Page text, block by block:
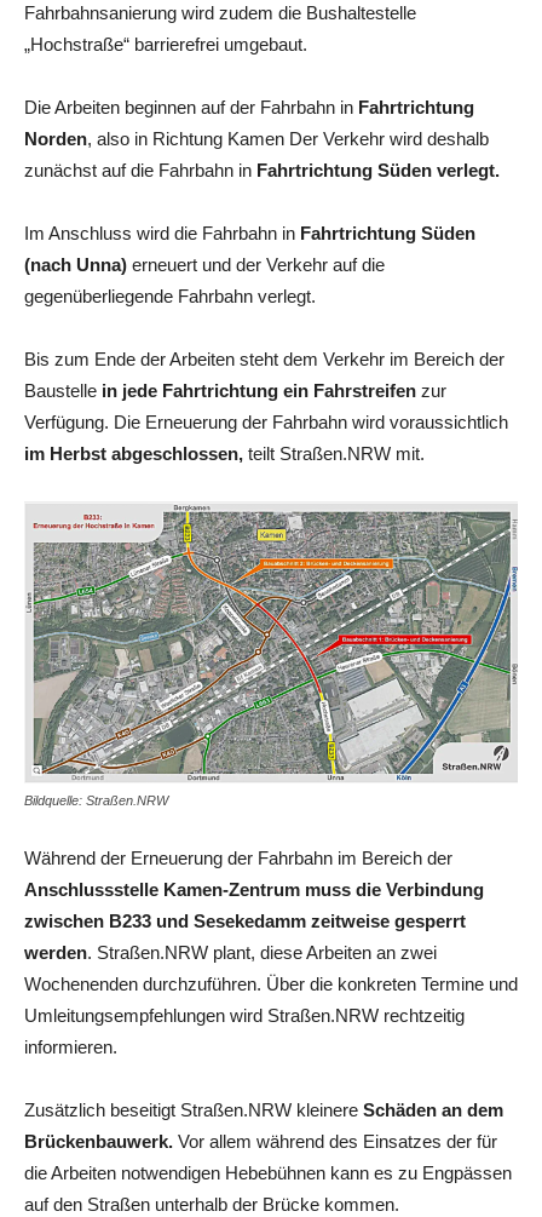
Fahrbahnsanierung wird zudem die Bushaltestelle
„Hochstraße“ barrierefrei umgebaut.
Die Arbeiten beginnen auf der Fahrbahn in Fahrtrichtung
Norden, also in Richtung Kamen Der Verkehr wird deshalb
zunächst auf die Fahrbahn in Fahrtrichtung Süden verlegt.
Im Anschluss wird die Fahrbahn in Fahrtrichtung Süden
(nach Unna) erneuert und der Verkehr auf die
gegenüberliegende Fahrbahn verlegt.
Bis zum Ende der Arbeiten steht dem Verkehr im Bereich der
Baustelle in jede Fahrtrichtung ein Fahrstreifen zur
Verfügung. Die Erneuerung der Fahrbahn wird voraussichtlich
im Herbst abgeschlossen, teilt Straßen.NRW mit.
Bildquelle: Straßen.NRW
Während der Erneuerung der Fahrbahn im Bereich der
Anschlussstelle Kamen-Zentrum muss die Verbindung
zwischen B233 und Sesekedamm zeitweise gesperrt
werden. Straßen.NRW plant, diese Arbeiten an zwei
Wochenenden durchzuführen. Über die konkreten Termine und
Umleitungsempfehlungen wird Straßen.NRW rechtzeitig
informieren.
Zusätzlich beseitigt Straßen.NRW kleinere Schäden an dem
Brückenbauwerk. Vor allem während des Einsatzes der für
die Arbeiten notwendigen Hebebühnen kann es zu Engpässen
auf den Straßen unterhalb der Brücke kommen.